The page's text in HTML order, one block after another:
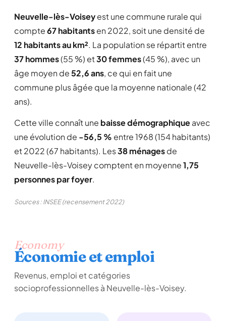
Neuvelle-lès-Voiseyest une commune rurale qui
compte67 habitantsen 2022, soit une densité de
12 habitants au km². La population se répartit entre
37 hommes(55 %) et30 femmes(45 %), avec un
âge moyen de52,6 ans, ce qui en fait une
commune plus âgée que la moyenne nationale (42
ans).
Cette ville connaît une baisse démographiqueavec
une évolution de -56,5 % entre 1968 (154 habitants)
et 2022 (67 habitants). Les38 ménagesde
Neuvelle-lès-Voisey comptent en moyenne1,75
personnes par foyer.
Sources : INSEE (recensement 2022)
Economy
Économie et emploi
Revenus, emploi et catégories
socioprofessionnelles à Neuvelle-lès-Voisey.